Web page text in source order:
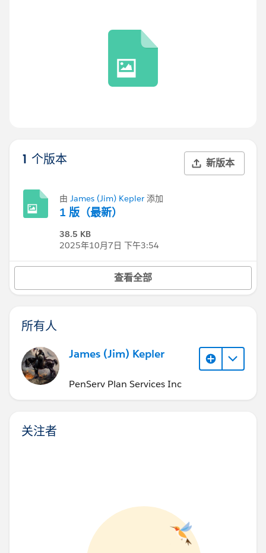
1 个版本 新版本
由 James (Jim) Kepler 添加
1 版（最新）
38.5 KB
2025年10月7日 下午3:54
查看全部
所有人
James (Jim) Kepler
PenServ Plan Services Inc
关注者